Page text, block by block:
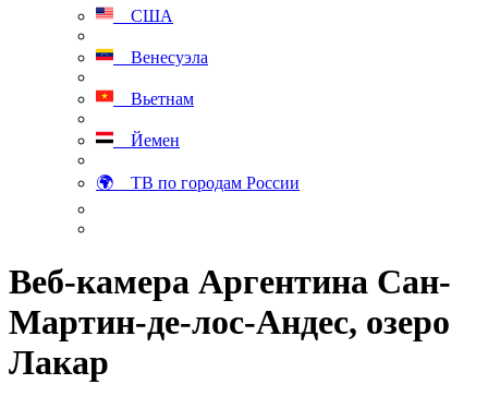
США
Венесуэла
Вьетнам
Йемен
🌍 ТВ по городам России
Веб-камера Аргентина Сан-
Мартин-де-лос-Андес, озеро
Лакар